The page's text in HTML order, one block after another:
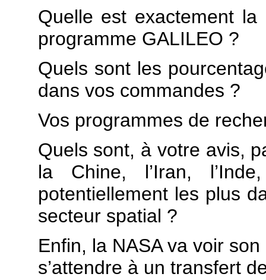
Quelle est exactement
programme GALILEO ?
Quels sont les
dans vos commandes ?
Vos programmes de
Quels sont, à votre avis,
la Chine, l’Iran,
potentiellement les plus
secteur spatial ?
Enfin, la NASA va voir
s’attendre à un transfert